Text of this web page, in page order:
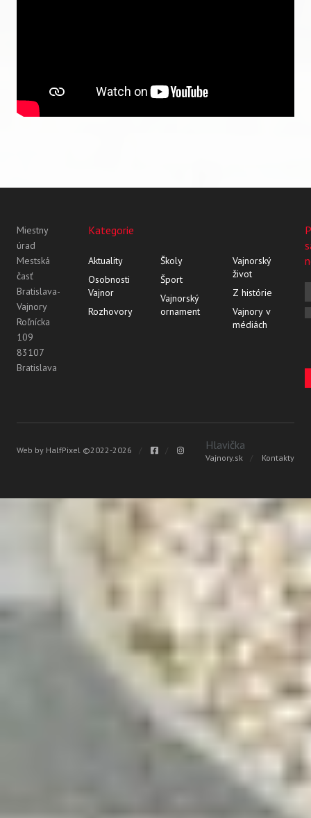
Miestny
úrad
Mestská
časť
Bratislava-
Vajnory
Roľnícka
109
83107
Bratislava
Kategorie
Aktuality
Osobnosti
Vajnor
Rozhovory
Školy
Šport
Vajnorský
ornament
Vajnorský
život
Z histórie
Vajnory v
médiách
Web by HalfPixel ©2022-2026 Hlavička
Vajnory.sk Kontakty